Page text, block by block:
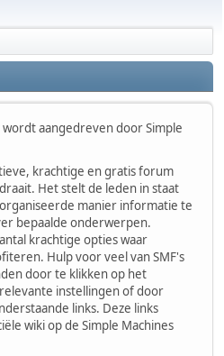
aangedreven door Simple
krachtige en gratis forum
Het stelt de leden in staat
manier informatie te
bepaalde onderwerpen.
krachtige opties waar
Hulp voor veel van SMF's
door te klikken op het
instellingen of door
links. Deze links
wiki op de Simple Machines